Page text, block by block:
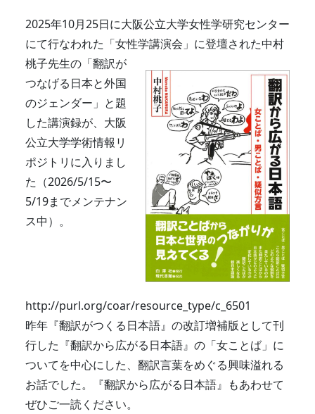
2025年10月25日に大阪公立大学女性学研究センター
にて行なわれた「女性学講演会」に登壇された中村
桃子先生の 「翻訳が
つなげる日本と外国
のジェンダー」と題
した講演録が、大阪
公立大学学術情報リ
ポジトリに入りまし
た（2026/5/15〜
5/19までメンテナン
ス中）。
http://purl.org/coar/resource_type/c_6501
昨年『翻訳がつくる日本語』の改訂増補版として刊
行した『翻訳から広がる日本語』の「女ことば」に
ついてを中心にした、翻訳言葉をめぐる興味溢れる
お話でした。『翻訳から広がる日本語』もあわせて
ぜひご一読ください。